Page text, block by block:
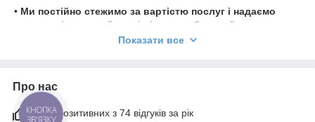
• Ми постійно стежимо за вартістю послуг і надаємо
нашим клієнтам найнижчі ціни на побутовий ремонт в
майстра, яке часто займає весь день, можна забути.
• До того ж, всі наші співробітники володіють
багаторічним досвідом роботи, що забезпечує гарну
Показати все
Про нас
92% позитивних з 74 відгуків за рік